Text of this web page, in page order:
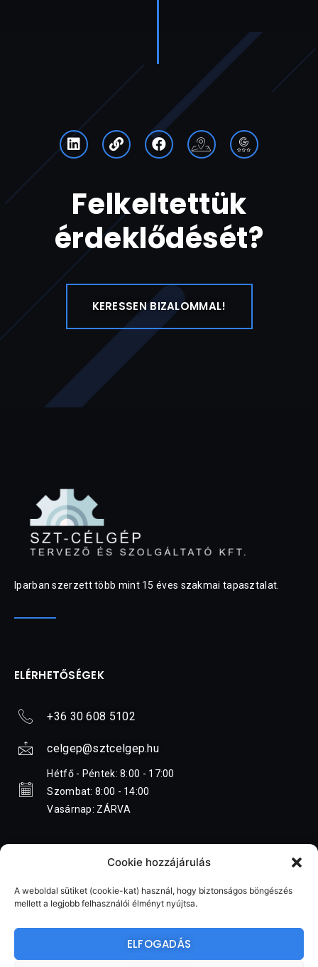
Cookie hozzájárulás
A weboldal sütiket (cookie-kat) használ, hogy biztonságos böngészés
mellett a legjobb felhasználói élményt nyújtsa.
ELFOGADÁS
Felkeltettük
érdeklődését?
KERESSEN BIZALOMMAL!
Iparban szerzett több mint 15 éves szakmai tapasztalat.
ELÉRHETŐSÉGEK
+36 30 608 5102
celgep@sztcelgep.hu
Hétfő - Péntek: 8:00 - 17:00
Szombat: 8:00 - 14:00
Vasárnap: ZÁRVA
ADATKEZELÉSI TÁJÉKOZTATÓ